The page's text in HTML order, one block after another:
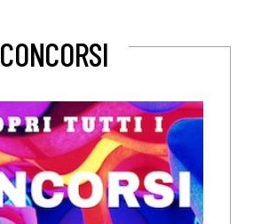
CONCORSI